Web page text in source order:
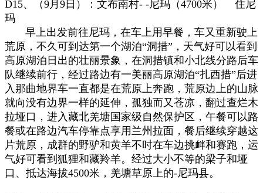
D15、（9月9日）：文布南村- -尼玛（4700米） 住尼
玛
早上出发前往尼玛，在车上用早餐，车又重新驶上
荒原，不久可到达第一个湖泊“洞措”，天气好可以看到
高原湖泊日出的壮丽景象，在洞措镇和小北线分路后车
队继续前行，经过路边有一美丽高原湖泊“扎西措”后进
入那曲地界车一直都是在荒原上奔跑，荒原边上的山脉
就向没有边界一样的延伸，孤独而又苍凉，翻过查烂木
拉垭口，进入藏北羌塘国家级自然保护区，午餐可以路
餐或在路边汽车停靠点享用兰州拉面，餐后继续穿越这
片荒原，成群的野驴和黄羊不时在车边挑衅和赛跑，运
气好可看到狐狸和藏羚羊。经过大小不等的梁子和垭
口、抵达海拔4500米，羌塘草原上的-尼玛县。